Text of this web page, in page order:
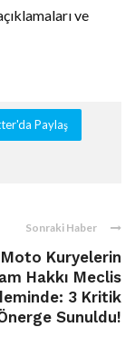
ve
Paylaş
Sonraki Haber
Moto Kuryelerin
Hakkı Meclis
3 Kritik
Sunuldu!